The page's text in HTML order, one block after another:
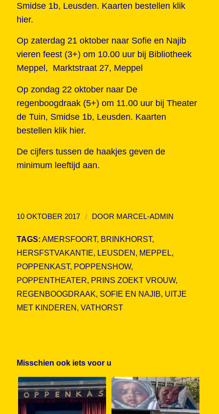
Smidse 1b, Leusden. Kaarten bestellen klik
hier.
Op zaterdag 21 oktober naar Sofie en Najib
vieren feest (3+) om 10.00 uur bij Bibliotheek
Meppel, Marktstraat 27, Meppel
Op zondag 22 oktober naar De
regenboogdraak (5+) om 11.00 uur bij Theater
de Tuin, Smidse 1b, Leusden. Kaarten
bestellen klik hier.
De cijfers tussen de haakjes geven de
minimum leeftijd aan.
10 OKTOBER 2017 / DOOR MARCEL-ADMIN
TAGS: AMERSFOORT, BRINKHORST,
HERSFSTVAKANTIE, LEUSDEN, MEPPEL,
POPPENKAST, POPPENSHOW,
POPPENTHEATER, PRINS ZOEKT VROUW,
REGENBOOGDRAAK, SOFIE EN NAJIB, UITJE
MET KINDEREN, VATHORST
Misschien ook iets voor u